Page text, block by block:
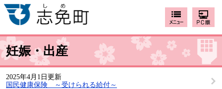
妊娠・出産
2025年4月1日更新
国民健康保険 ～受けられる給付～